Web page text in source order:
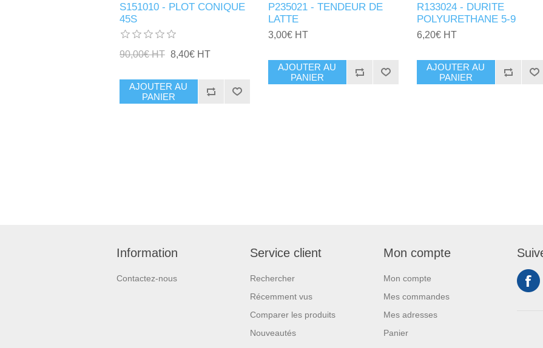
S151010 - PLOT CONIQUE
45S
90,00€ HT 8,40€ HT
AJOUTER AU
PANIER
P235021 - TENDEUR DE
LATTE
3,00€ HT
AJOUTER AU
PANIER
R133024 - DURITE
POLYURETHANE 5-9
6,20€ HT
AJOUTER AU
PANIER
Information
Contactez-nous
Service client
Rechercher
Récemment vus
Comparer les produits
Nouveautés
Mon compte
Mon compte
Mes commandes
Mes adresses
Panier